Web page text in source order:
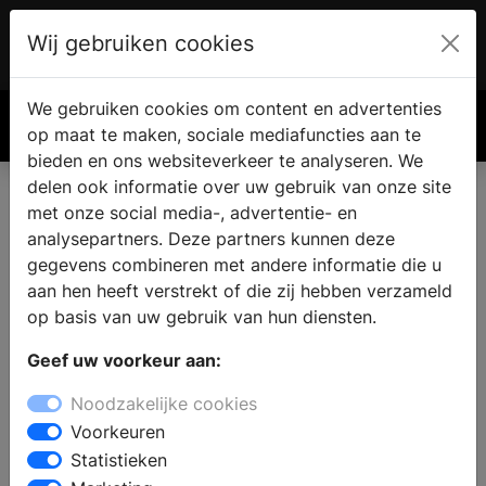
€ 0.00
Wij gebruiken cookies
We gebruiken cookies om content en advertenties
op maat te maken, sociale mediafuncties aan te
bieden en ons websiteverkeer te analyseren. We
delen ook informatie over uw gebruik van onze site
met onze social media-, advertentie- en
analysepartners. Deze partners kunnen deze
gegevens combineren met andere informatie die u
aan hen heeft verstrekt of die zij hebben verzameld
op basis van uw gebruik van hun diensten.
Geef uw voorkeur aan:
Noodzakelijke cookies
Voorkeuren
Statistieken